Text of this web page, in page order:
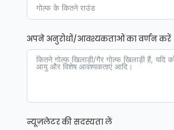
अपने अनुरोधों/आवश्यकताओं का वर्णन करें
न्यूज़लेटर की सदस्यता लें